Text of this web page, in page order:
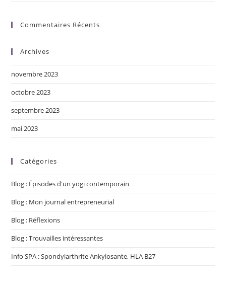
Commentaires Récents
Archives
novembre 2023
octobre 2023
septembre 2023
mai 2023
Catégories
Blog : Épisodes d'un yogi contemporain
Blog : Mon journal entrepreneurial
Blog : Réflexions
Blog : Trouvailles intéressantes
Info SPA : Spondylarthrite Ankylosante, HLA B27